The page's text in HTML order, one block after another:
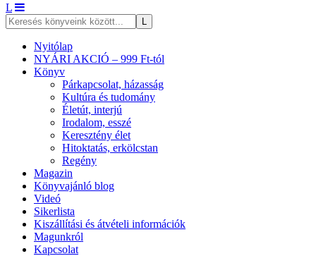
L
Nyitólap
NYÁRI AKCIÓ – 999 Ft-tól
Könyv
Párkapcsolat, házasság
Kultúra és tudomány
Életút, interjú
Irodalom, esszé
Keresztény élet
Hitoktatás, erkölcstan
Regény
Magazin
Könyvajánló blog
Videó
Sikerlista
Kiszállítási és átvételi információk
Magunkról
Kapcsolat